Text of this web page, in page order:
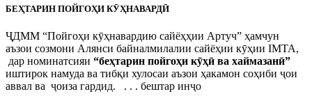
БЕҲТАРИН ПОЙГОҲИ КӮҲНАВАРДӢ
ҶДММ “Пойгоҳи кӯҳнавардию сайёҳҳии Артуч” ҳамчун
аъзои созмони Алянси байналмилалии сайёҳии кӯҳии IMTA,
дар номинатсияи “беҳтарин пойгоҳи кӯҳӣ ва хаймазанӣ”
иштирок намуда ва тибқи хулосаи аъзои ҳакамон соҳиби ҷои
аввал ва ҷоиза гардид. . . . бештар инҷо